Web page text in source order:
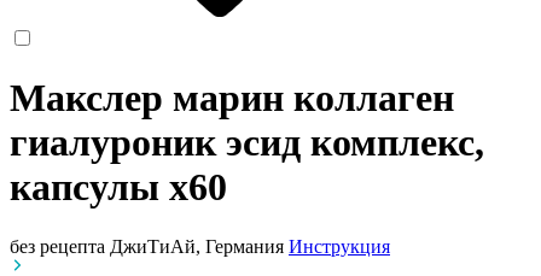
Макслер марин коллаген
гиалуроник эсид комплекс,
капсулы x60
без рецепта ДжиТиАй, Германия Инструкция